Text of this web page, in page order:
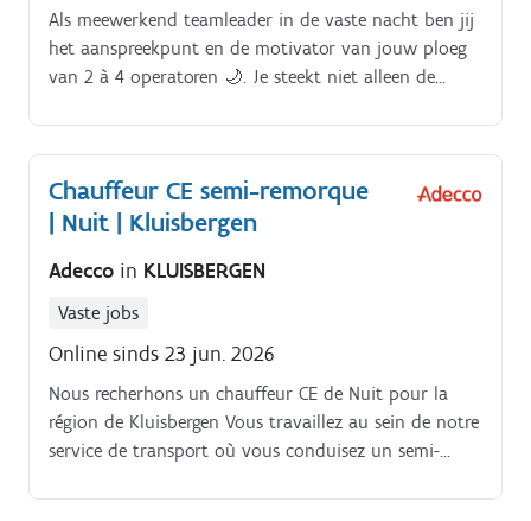
Als meewerkend teamleader in de vaste nacht ben jij
het aanspreekpunt en de motivator van jouw ploeg
van 2 à 4 operatoren 🌙. Je steekt niet alleen de
en omgebouwd.
Chauffeur CE semi-remorque
| Nuit | Kluisbergen
Adecco in KLUISBERGEN
Vaste jobs
Online sinds 23 jun. 2026
Nous recherhons un chauffeur CE de Nuit pour la
région de Kluisbergen Vous travaillez au sein de notre
service de transport où vous conduisez un semi-
nuit Pendant vos heures de travail, une permanence